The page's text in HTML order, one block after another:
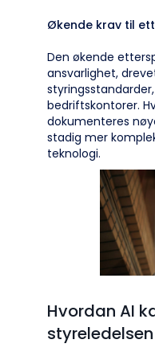
Økende krav til
Den økende
ansvarlighet,
bedriftskontorer.
dokumenteres
stadig mer
teknologi.
Hvordan AI
styreledelsen